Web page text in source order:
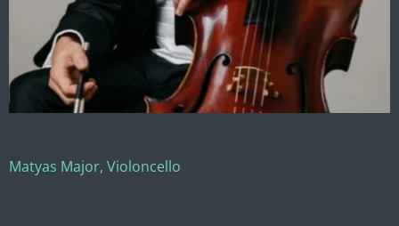
Matyas Major, Violoncello